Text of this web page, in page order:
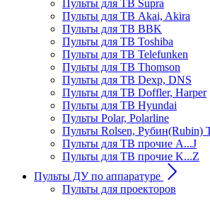
Пульты для ТВ Supra
Пульты для ТВ Akai, Akira
Пульты для ТВ BBK
Пульты для ТВ Toshiba
Пульты для ТВ Telefunken
Пульты для ТВ Thomson
Пульты для ТВ Dexp, DNS
Пульты для ТВ Doffler, Harper
Пульты для ТВ Hyundai
Пульты Polar, Polarline
Пульты Rolsen, Рубин(Rubin)
Пульты для ТВ прочие A...J
Пульты для ТВ прочие K...Z
Пульты ДУ по аппаратуре
Пульты для проекторов